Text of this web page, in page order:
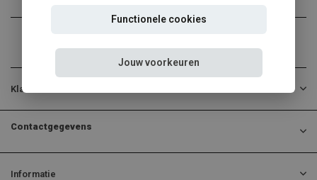
Klantenservice
Contactgegevens
Informatie
Functionele cookies
Jouw voorkeuren